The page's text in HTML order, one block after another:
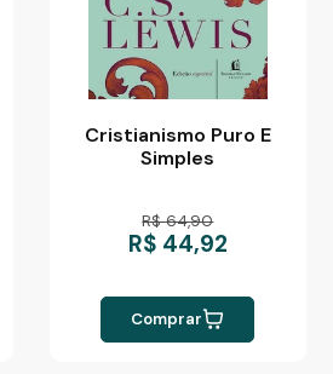
Cristianismo Puro E
Simples
R$ 64,90
R$ 44,92
Comprar